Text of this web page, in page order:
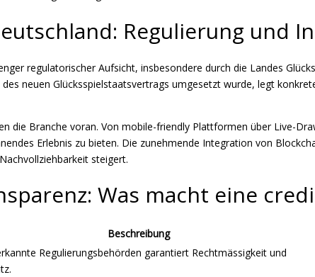
Regulierung und
regulatorischer Aufsicht, insbesondere durch die Landes
neuen Glücksspielstaatsvertrags umgesetzt wurde, legt
die Branche voran. Von mobile-friendly Plattformen über Live-
Erlebnis zu bieten. Die zunehmende Integration von
steigert.
Was macht eine
Beschreibung
Regulierungsbehörden garantiert Rechtmässigkeit und